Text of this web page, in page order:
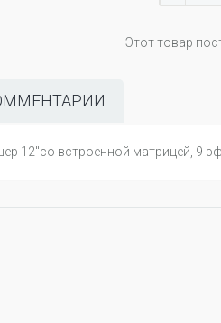
Этот товар
12"со встроенной матрицей, 9